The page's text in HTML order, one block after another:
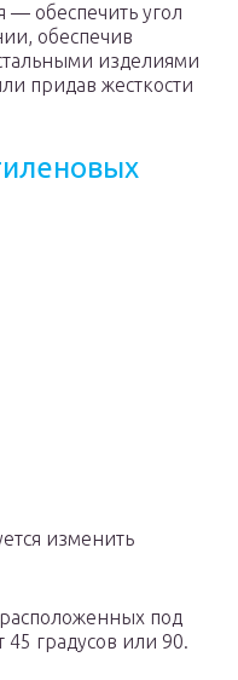
— обеспечить угол
обеспечив
изделиями
придав жесткости
изменить
под
45 градусов или 90.